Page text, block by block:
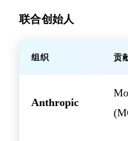
联合创始人
组织 贡
Anthropic